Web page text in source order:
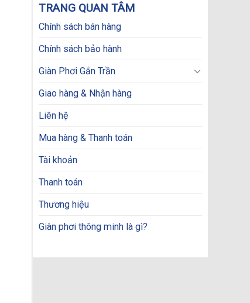
TRANG QUAN TÂM
Chính sách bán hàng
Chính sách bảo hành
Giàn Phơi Gắn Trần
Giao hàng & Nhận hàng
Liên hệ
Mua hàng & Thanh toán
Tài khoản
Thanh toán
Thương hiệu
Giàn phơi thông minh là gì?